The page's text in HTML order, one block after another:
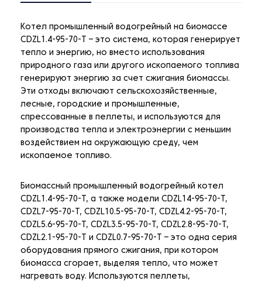
Котел промышленный водогрейный на биомассе
CDZL1.4-95-70-T – это система, которая генерирует
тепло и энергию, но вместо использования
природного газа или другого ископаемого топлива
генерируют энергию за счет сжигания биомассы.
Эти отходы включают сельскохозяйственные,
лесные, городские и промышленные,
спрессованные в пеллеты, и используются для
производства тепла и электроэнергии с меньшим
воздействием на окружающую среду, чем
ископаемое топливо.
Биомассный промышленный водогрейный котел
CDZL1.4-95-70-T, а также модели CDZL14-95-70-T,
CDZL7-95-70-T, CDZL10.5-95-70-T, CDZL4.2-95-70-T,
CDZL5.6-95-70-T, CDZL3.5-95-70-T, CDZL2.8-95-70-T,
CDZL2.1-95-70-T и CDZL0.7-95-70-T – это одна серия
оборудования прямого сжигания, при котором
биомасса сгорает, выделяя тепло, что может
нагревать воду. Используются пеллеты,